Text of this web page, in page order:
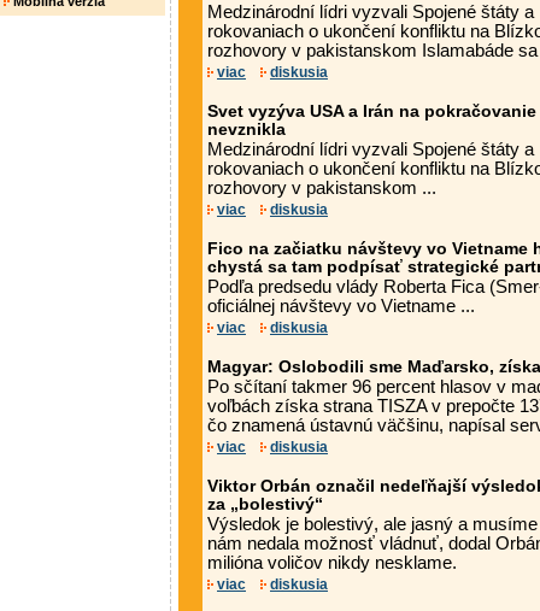
Medzinárodní lídri vyzvali Spojené štáty
rokovaniach o ukončení konfliktu na
rozhovory v pakistanskom Islamabáde
viac diskusia
Svet vyzýva USA a Irán na
nevznikla
Medzinárodní lídri vyzvali Spojené štáty
rokovaniach o ukončení konfliktu na
rozhovory v pakistanskom ...
viac diskusia
Fico na začiatku návštevy vo Vietname
chystá sa tam podpísať strategické
Podľa predsedu vlády Roberta Fica
oficiálnej návštevy vo Vietname ...
viac diskusia
Magyar: Oslobodili sme Maďarsko,
Po sčítaní takmer 96 percent hlasov v
voľbách získa strana TISZA v prepočte
čo znamená ústavnú väčšinu, napísal
viac diskusia
Viktor Orbán označil nedeľňajší
za „bolestivý“
Výsledok je bolestivý, ale jasný a
nám nedala možnosť vládnuť, dodal
milióna voličov nikdy nesklame.
viac diskusia